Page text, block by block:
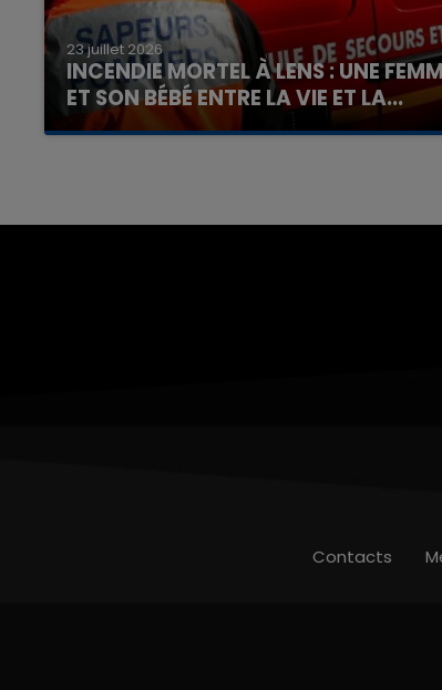
23 juillet 2026
INCENDIE MORTEL À LENS : UNE
ET SON BÉBÉ ENTRE LA VIE ET LA...
Un homme s'est immolé par le feu après
Contacts